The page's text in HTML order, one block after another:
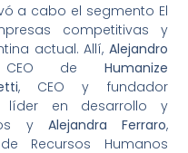
a cabo el segmento El
competitivas y
actual. Allí, Alejandro
de Humanize
, CEO y fundador
líder en desarrollo y
y Alejandra Ferraro,
Recursos Humanos